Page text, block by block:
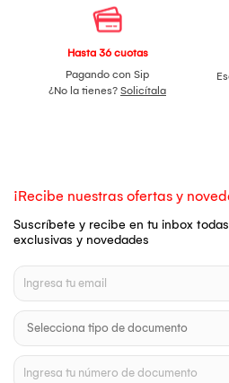
Hasta 36 cuotas
Pagando con Sip
¿No la tienes? Solicítala
¡Recibe nuestras ofertas y
Suscríbete y recibe en tu inbox
exclusivas y novedades